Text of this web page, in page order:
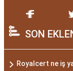
SON
Royalcert ne iş